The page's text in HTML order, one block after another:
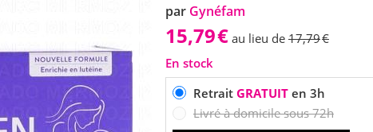
par Gynéfam
15,79€ au lieu de 17,79€
En stock
Retrait GRATUITen 3h
Livré à domicile sous 72h